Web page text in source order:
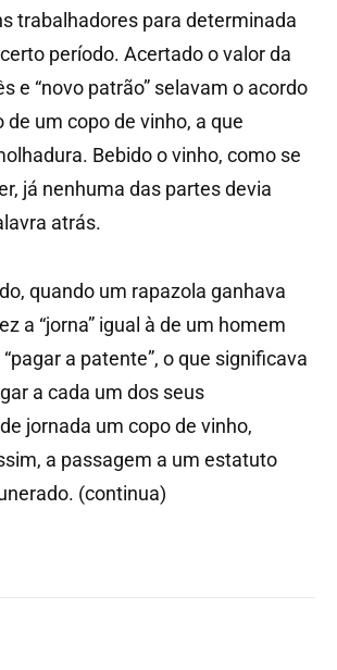
trabalhadores para determinada
período. Acertado o valor da
e “novo patrão” selavam o acordo
um copo de vinho, a que
Bebido o vinho, como se
já nenhuma das partes devia
atrás.
quando um rapazola ganhava
a “jorna” igual à de um homem
a patente”, o que significava
a cada um dos seus
jornada um copo de vinho,
a passagem a um estatuto
(continua)